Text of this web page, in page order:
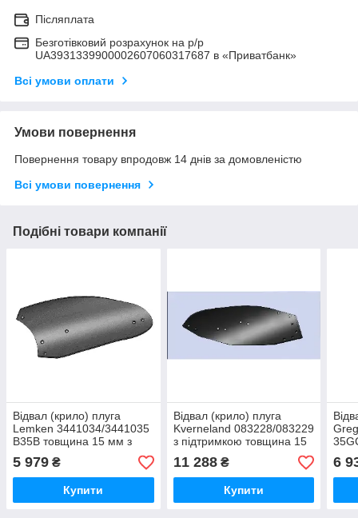
Післяплата
Безготівковий розрахунок на р/р
UA3931339900002607060317687 в «Приватбанк»
Всі умови оплати
Умови повернення
Повернення товару впродовж 14 днів за домовленістю
Всі умови повернення
Подібні товари компанії
Відвал (крило) плуга
Lemken 3441034/3441035
B35B товщина 15 мм з
підтримкою пластиковий
композитний Текрон
5 979 ₴
Купити
Відвал (крило) плуга
Kverneland 083228/083229
з підтримкою товщина 15
мм пластиковий
композитний Текрон
11 288₴
Купити
6